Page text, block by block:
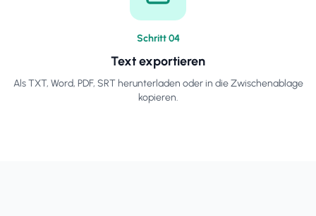
Schritt04
Text exportieren
Als TXT, Word, PDF, SRT herunterladen oder in die Zwischenablage
kopieren.